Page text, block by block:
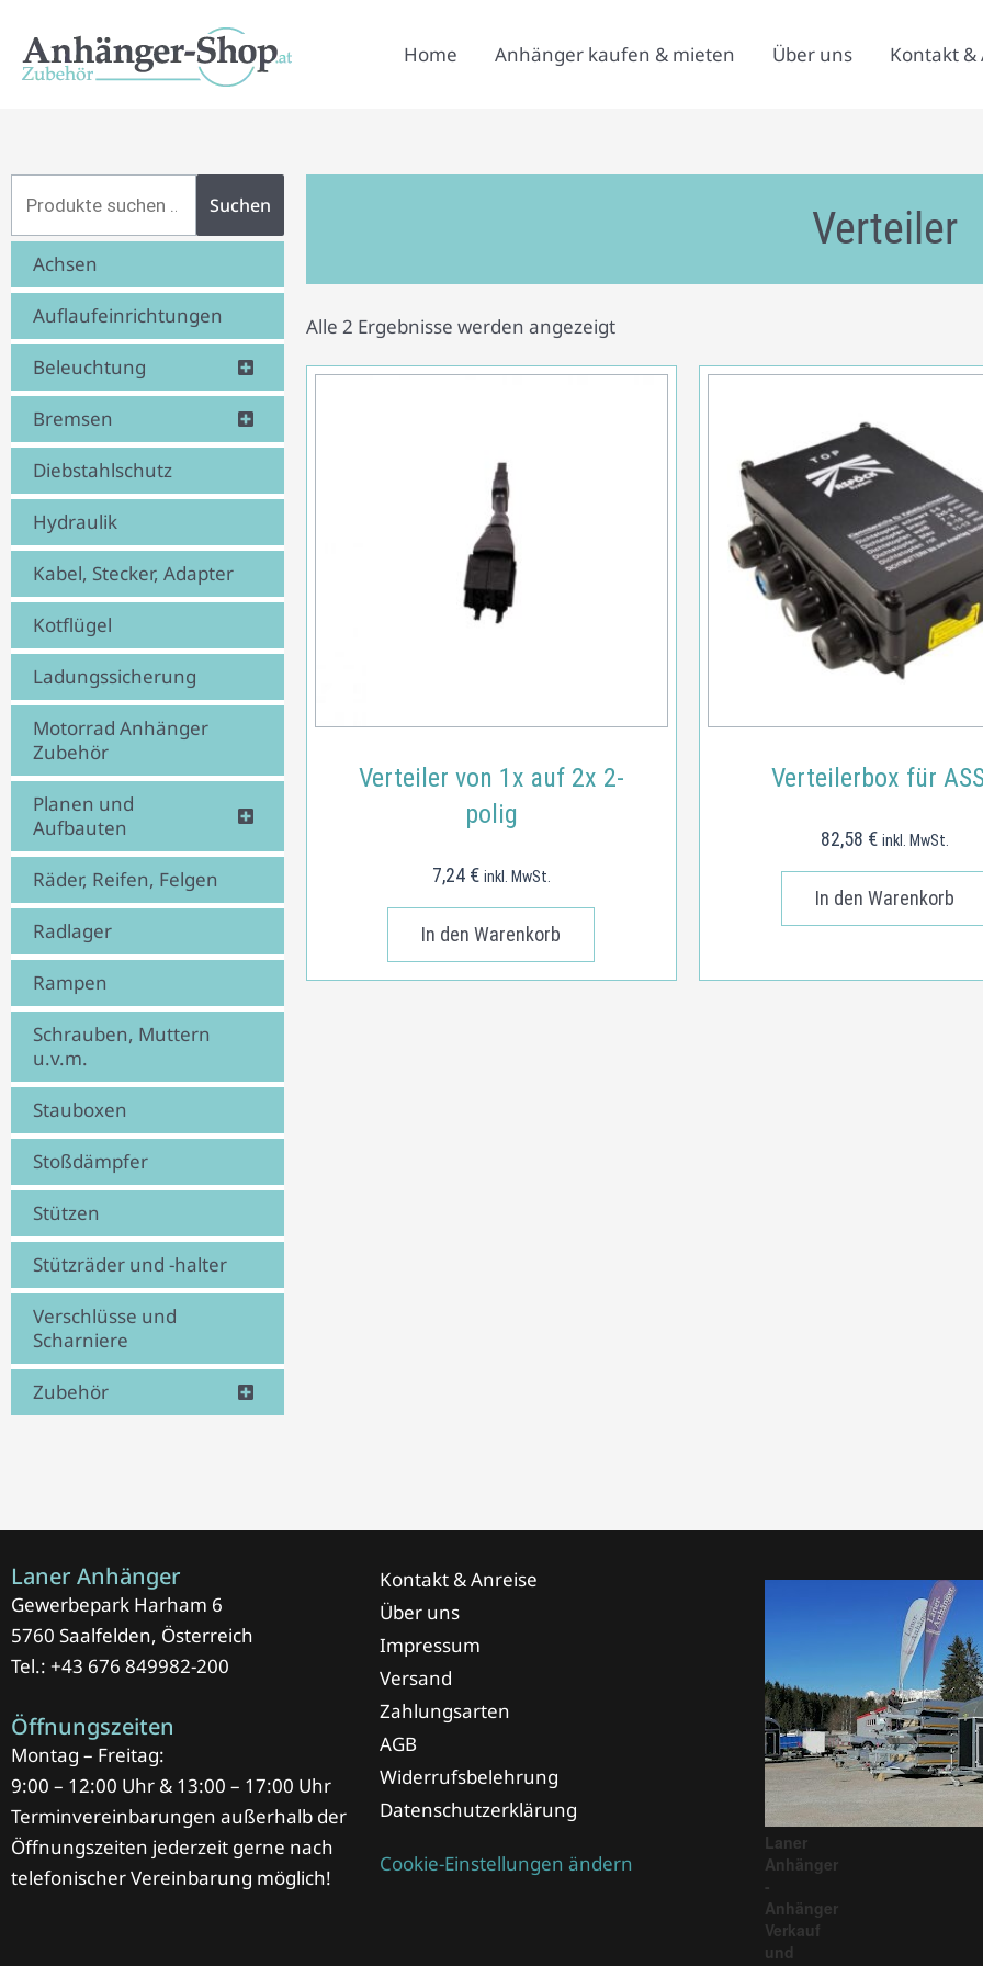
Inhalt
springen
Home Anhänger kaufen & mieten Über uns Kontakt &
nach:
Suchen
Achsen
Auflaufeinrichtungen
Beleuchtung
Bremsen
Diebstahlschutz
Hydraulik
Kabel, Stecker, Adapter
Kotflügel
Ladungssicherung
Motorrad Anhänger
Zubehör
Planen und
Aufbauten
Räder, Reifen, Felgen
Radlager
Rampen
Schrauben, Muttern
u.v.m.
Stauboxen
Stoßdämpfer
Stützen
Stützräder und -halter
Verschlüsse und
Scharniere
Zubehör
Verteiler
Alle 2 Ergebnisse werden angezeigt
Verteiler von 1x auf 2x 2-
polig
7,24 € inkl. MwSt.
In den Warenkorb
Verteilerbox für
82,58 € inkl. MwSt.
In den Warenkorb
Laner Anhänger
Gewerbepark Harham 6
5760 Saalfelden, Österreich
Tel.: +43 676 849982-200
Öffnungszeiten
Montag – Freitag:
9:00 – 12:00 Uhr & 13:00 – 17:00 Uhr
Terminvereinbarungen außerhalb der
Öffnungszeiten jederzeit gerne nach
telefonischer Vereinbarung möglich!
Kontakt & Anreise
Über uns
Impressum
Versand
Zahlungsarten
AGB
Widerrufsbelehrung
Datenschutzerklärung
Cookie-Einstellungen ändern
Laner
Anhänger
-
Anhänger
Verkauf
und